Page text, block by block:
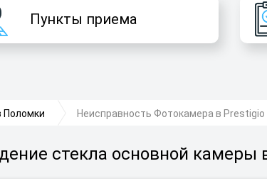
Пункты приема
Поломки Неисправность Фотокамера в Prestigio
стекла основной камеры